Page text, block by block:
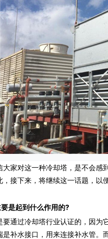
大家对这一种冷却塔，是不会
，接下来，将继续这一话题，
是起到什么作用的?
过冷却塔行业认证的，因为
补水接口，用来连接补水管